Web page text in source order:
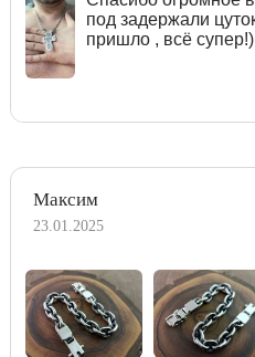
под задержали
пришло , всё
Максим
23.01.2025